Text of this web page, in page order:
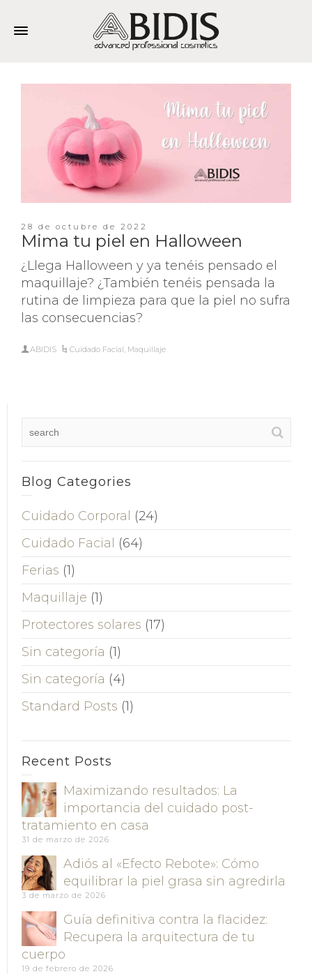
28 de octubre de 2022
Mima tu piel en Halloween
¿Llega Halloween y ya tenéis pensado el
maquillaje? ¿También tenéis pensada la
rutina de limpieza para que la piel no sufra
las consecuencias?
ABIDIS Cuidado Facial, Maquillaje
Blog Categories
Cuidado Corporal
(24)
Cuidado Facial
(64)
Ferias (1)
Maquillaje (1)
Protectores solares (17)
Sin categoría (1)
Sin categoría (4)
Standard Posts (1)
Recent Posts
Maximizando resultados: La
importancia del cuidado post-
tratamiento en casa
31 de marzo de 2026
Adiós al «Efecto Rebote»: Cómo
equilibrar la piel grasa sin agredirla
3 de marzo de 2026
Guía definitiva contra la flacidez:
Recupera la arquitectura de tu
cuerpo
19 de febrero de 2026